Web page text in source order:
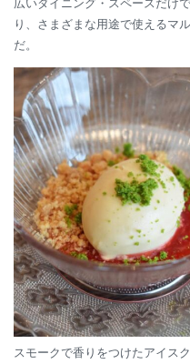
広いダイニング・スペースだけ
り、さまざまな用途で使えるマ
だ。
スモークで香りをつけたアイス